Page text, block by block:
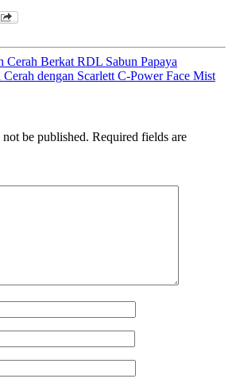
Cerah Berkat RDL Sabun Papaya
dengan Scarlett C-Power Face Mist
be published. Required fields are